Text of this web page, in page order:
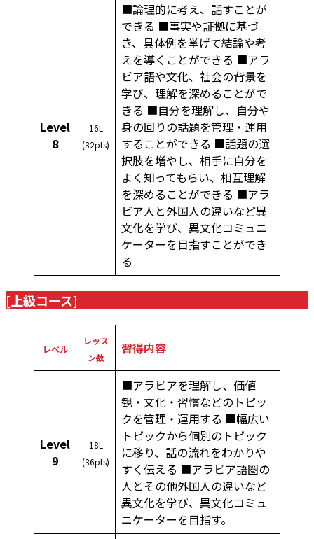
Level
8
16L
(32pts)
■論理的に考え、話すことが
できる ■事実や証拠に基づ
き、具体例を挙げて結論や考
えを導くことができる ■アラ
ビア語や文化、社会の背景を
学び、理解を深めることがで
きる ■自分を理解し、自分や
身の回りの話題を管理・運用
することができる ■話題の選
択肢を増やし、相手に自分を
よく知ってもらい、相互理解
を深めることができる ■アラ
ビア人と外国人の違いなど異
文化を学び、異文化コミュニ
ケーターを目指すことができ
る
[上級コース]
レベル
レッス
ン数
習得内容
Level
9
18L
(36pts)
■アラビアを理解し、価値
観・文化・習慣などのトピッ
クを管理・運用する ■幅広い
トピックから個別のトピック
に移り、話の流れをわかりや
すく伝える ■アラビア語圏の
人とその他外国人の違いなど
異文化を学び、異文化コミュ
ニケーターを目指す。